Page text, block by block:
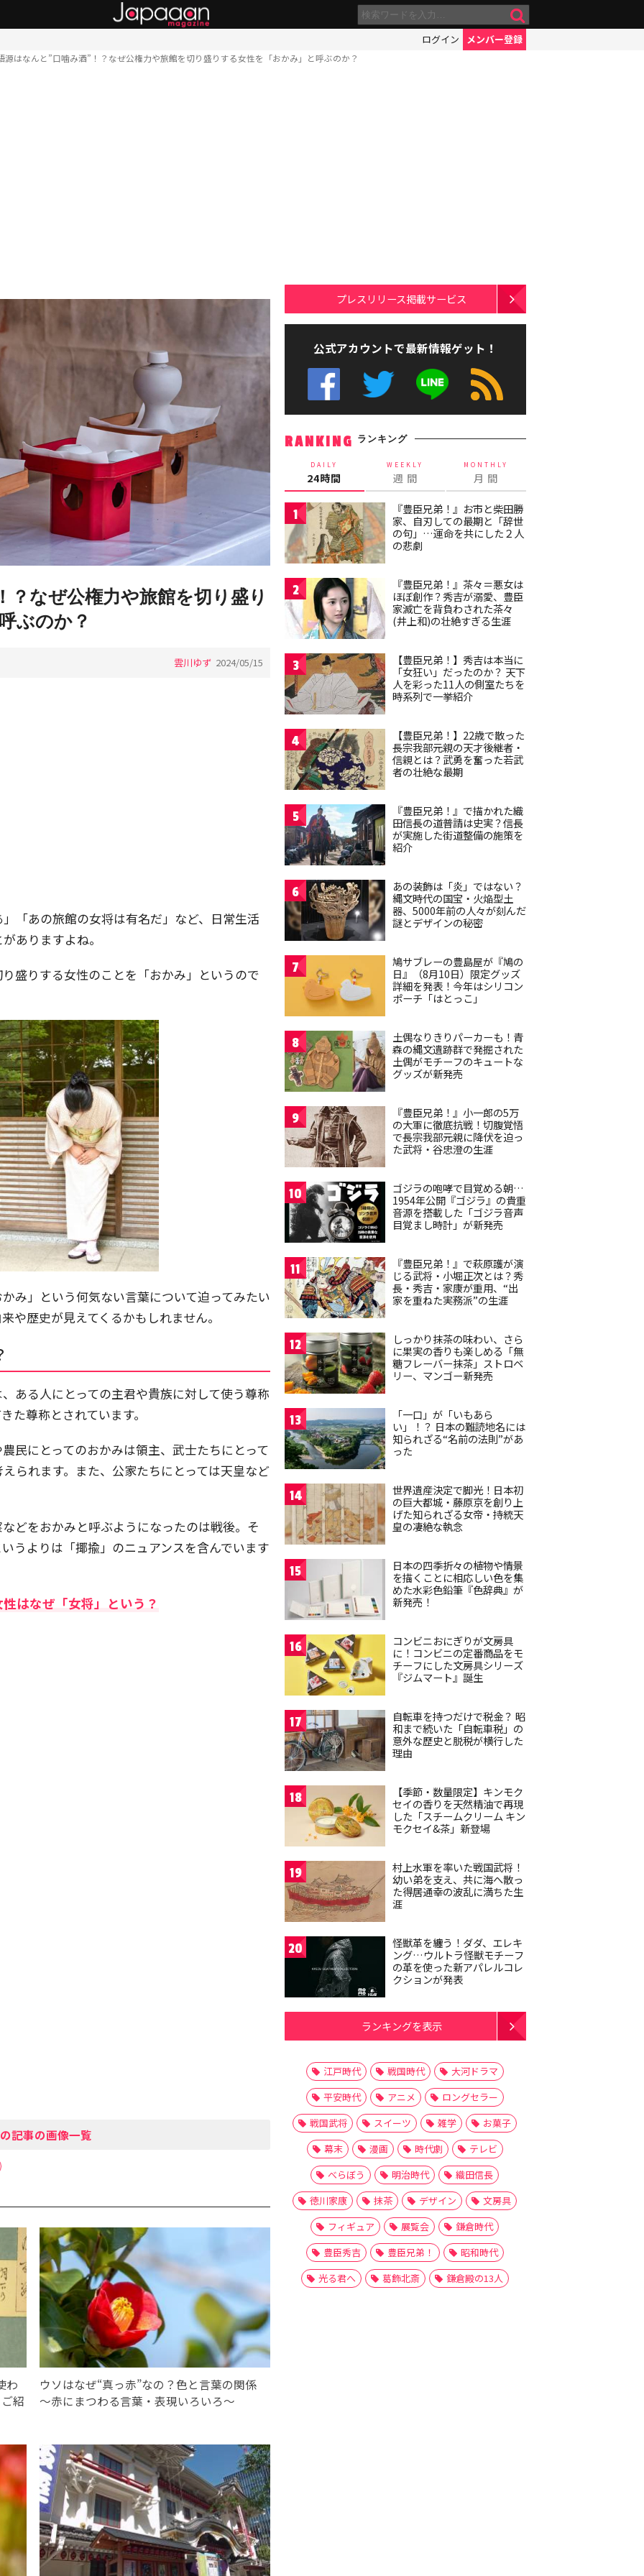
ログイン メンバー登録
源はなんと”口噛み酒”！？なぜ公権力や旅館を切り盛りする女性を「おかみ」と呼ぶのか？
？なぜ公権力や旅館を切り盛り
ぶのか？
雲川ゆず 2024/05/15
「あの旅館の女将は有名だ」など、日常生活
ありますよね。
盛りする女性のことを「おかみ」というので
み」という何気ない言葉について迫ってみたい
や歴史が見えてくるかもしれません。
ある人にとっての主君や貴族に対して使う尊称
た尊称とされています。
民にとってのおかみは領主、武士たちにとって
られます。また、公家たちにとっては天皇など
どをおかみと呼ぶようになったのは戦後。そ
うよりは「揶揄」のニュアンスを含んでいます
はなぜ「女将」という？
記事の画像一覧
わ
紹
ウソはなぜ“真っ赤”なの？色と言葉の関係
～赤にまつわる言葉・表現いろいろ～
プレスリリース掲載サービス
公式アカウントで最新情報ゲット！
RANKING ランキング
DAILY
24時間
WEEKLY
週 間
MONTHLY
月 間
1
『豊臣兄弟！』お市と柴田勝
家、自刃しての最期と「辞世
の句」…運命を共にした２人
の悲劇
2
『豊臣兄弟！』茶々＝悪女は
ほぼ創作？秀吉が溺愛、豊臣
家滅亡を背負わされた茶々
(井上和)の壮絶すぎる生涯
3
【豊臣兄弟！】秀吉は本当に
「女狂い」だったのか？ 天下
人を彩った11人の側室たちを
時系列で一挙紹介
4
【豊臣兄弟！】22歳で散った
長宗我部元親の天才後継者・
信親とは？武勇を奮った若武
者の壮絶な最期
5
『豊臣兄弟！』で描かれた織
田信長の道普請は史実？信長
が実施した街道整備の施策を
紹介
6
あの装飾は「炎」ではない？
縄文時代の国宝・火焔型土
器、5000年前の人々が刻んだ
謎とデザインの秘密
7
鳩サブレーの豊島屋が『鳩の
日』（8月10日）限定グッズ
詳細を発表！今年はシリコン
ポーチ「はとっこ」
8
土偶なりきりパーカーも！青
森の縄文遺跡群で発掘された
土偶がモチーフのキュートな
グッズが新発売
9
『豊臣兄弟！』小一郎の5万
の大軍に徹底抗戦！切腹覚悟
で長宗我部元親に降伏を迫っ
た武将・谷忠澄の生涯
10
ゴジラの咆哮で目覚める朝…
1954年公開『ゴジラ』の貴重
音源を搭載した「ゴジラ音声
目覚まし時計」が新発売
11
『豊臣兄弟！』で萩原護が演
じる武将・小堀正次とは？秀
長・秀吉・家康が重用、“出
家を重ねた実務派”の生涯
12
しっかり抹茶の味わい、さら
に果実の香りも楽しめる「無
糖フレーバー抹茶」ストロベ
リー、マンゴー新発売
13
「一口」が「いもあら
い」！？ 日本の難読地名には
知られざる“名前の法則”があ
った
14
世界遺産決定で脚光！日本初
の巨大都城・藤原京を創り上
げた知られざる女帝・持統天
皇の凄絶な執念
15
日本の四季折々の植物や情景
を描くことに相応しい色を集
めた水彩色鉛筆『色辞典』が
新発売！
16
コンビニおにぎりが文房具
に！コンビニの定番商品をモ
チーフにした文房具シリーズ
『ジムマート』誕生
17
自転車を持つだけで税金？ 昭
和まで続いた「自転車税」の
意外な歴史と脱税が横行した
理由
18
【季節・数量限定】キンモク
セイの香りを天然精油で再現
した「スチームクリーム キン
モクセイ&茶」新登場
19
村上水軍を率いた戦国武将！
幼い弟を支え、共に海へ散っ
た得居通幸の波乱に満ちた生
涯
20
怪獣革を纏う！ダダ、エレキ
ング…ウルトラ怪獣モチーフ
の革を使った新アパレルコレ
クションが発表
ランキングを表示
江戸時代 戦国時代
大河ドラマ
平安時代
アニメ
ロングセラー
戦国武将
スイーツ 雑学
お菓子
幕末
漫画 時代劇
テレビ
べらぼう
明治時代
織田信長
徳川家康
抹茶 デザイン
文房具
フィギュア
展覧会
鎌倉時代
豊臣秀吉
豊臣兄弟！
昭和時代
光る君へ
葛飾北斎 鎌倉殿の13人